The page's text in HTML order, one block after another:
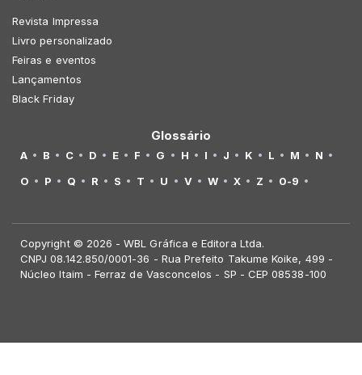
Revista Impressa
Livro personalizado
Feiras e eventos
Lançamentos
Black Friday
Glossário
A B C D E F G H I J K L M
N
O
P Q R S T U V W X Z 0-9
Copyright © 2026 - WBL Gráfica e Editora Ltda.
CNPJ 08.142.850/0001-36 - Rua Prefeito Takume Koike, 499 -
Núcleo Itaim - Ferraz de Vasconcelos - SP - CEP 08538-100